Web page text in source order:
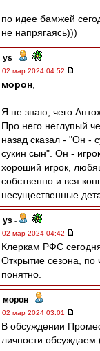
по идее бамжей
не напрягаясь)))
ys -
02 мар 2024 04:52
морон
Я не знаю, чего
Про него неглупый
назад сказал - "Он -
сукин сын". Он -
хороший игрок,
собственно и вся
несущественные
ys -
02 мар 2024 04:42
Клеркам РФС
Открытие сезона, по
понятно.
морон -
02 мар 2024 03:01
В обсуждении
личности